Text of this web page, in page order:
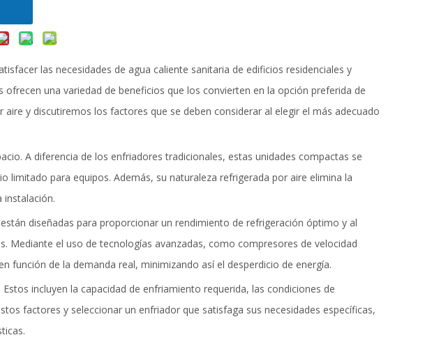
las necesidades de agua caliente sanitaria de edificios residenciales y
una variedad de beneficios que los convierten en la opción preferida de
y discutiremos los factores que se deben considerar al elegir el más adecuado
A diferencia de los enfriadores tradicionales, estas unidades compactas se
limitado para equipos. Además, su naturaleza refrigerada por aire elimina la
instalación.
diseñadas para proporcionar un rendimiento de refrigeración óptimo y al
el uso de tecnologías avanzadas, como compresores de velocidad
función de la demanda real, minimizando así el desperdicio de energía.
incluyen la capacidad de enfriamiento requerida, las condiciones de
factores y seleccionar un enfriador que satisfaga sus necesidades específicas,